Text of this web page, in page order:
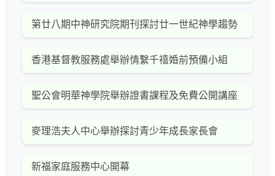
第廿八期中神研究院期刊探討廿一世紀神學趨勢
香港基督教服務處舉辦情繫千禧婚前預備小組
聖公會明華神學院舉辦證書課程及免費公開講座
麥理浩夫人中心舉辦探討青少年成長家長會
新福家庭服務中心開幕